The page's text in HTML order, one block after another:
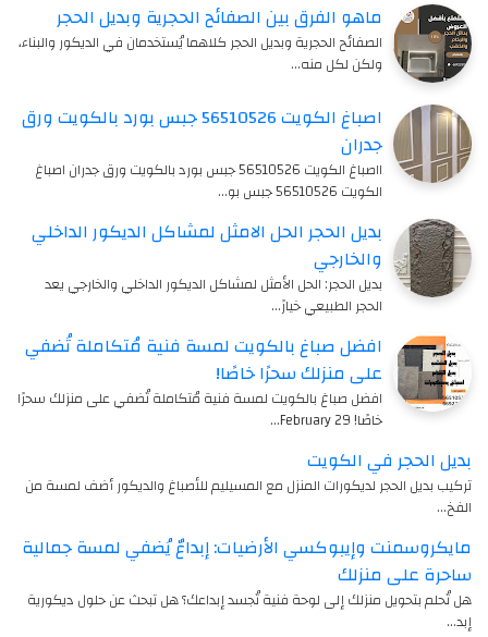
ماهو الفرق بين الصفائح الحجرية وبديل الحجر
الصفائح الحجرية وبديل الحجر كلاهما يُستخدمان في الديكور والبناء،
ولكن لكل منه…
اصباغ الكويت 56510526 جبس بورد بالكويت ورق
جدران
ااصباغ الكويت 56510526 جبس بورد بالكويت ورق جدران اصباغ
الكويت 56510526 جبس بو…
بديل الحجر الحل الامثل لمشاكل الديكور الداخلي
والخارجي
بديل الحجر: الحل الأمثل لمشاكل الديكور الداخلي والخارجي يعد
الحجر الطبيعي خيارً…
افضل صباغ بالكويت لمسة فنية مُتكاملة تُضفي
على منزلك سحرًا خاصًا!
افضل صباغ بالكويت لمسة فنية مُتكاملة تُضفي على منزلك سحرًا
خاصًا! 29 February…
بديل الحجر في الكويت
تركيب بديل الحجر لديكورات المنزل مع المسيليم للأصباغ والديكور أضف لمسة من
الفخ…
مايكروسمنت وإيبوكسي الأرضيات: إبداعٌ يُضفي لمسة جمالية
ساحرة على منزلك
هل تُحلم بتحويل منزلك إلى لوحة فنية تُجسد إبداعك؟ هل تبحث عن حلول ديكورية
إبد…